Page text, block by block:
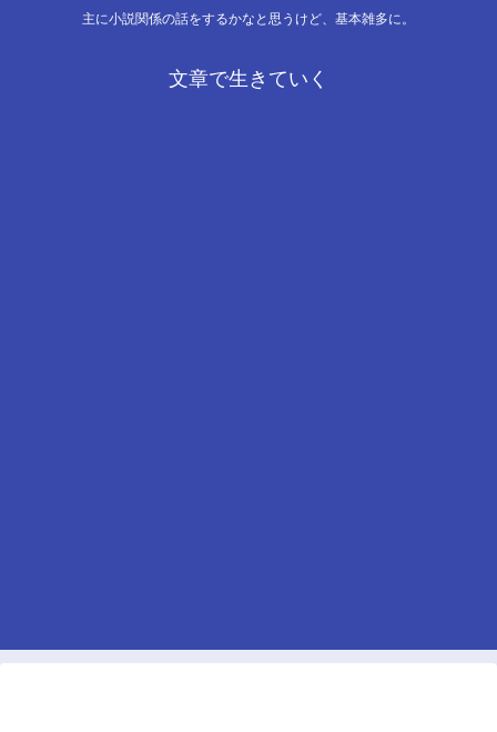
主に小説関係の話をするかなと思うけど、基本雑多に。
文章で生きていく